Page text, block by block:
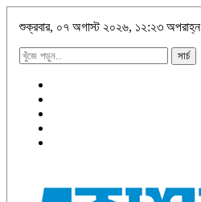
শুক্রবার, ০৭ অগাস্ট ২০২৬, ১২:২৩ অপরাহ্ন
সার্চ